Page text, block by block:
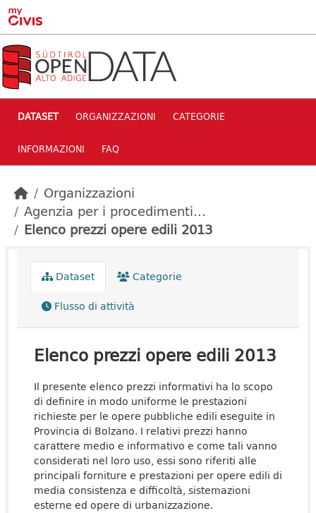
Skip to main content
DATASET ORGANIZZAZIONI CATEGORIE
INFORMAZIONI FAQ
Organizzazioni
Agenzia per i procedimenti...
Elenco prezzi opere edili 2013
Dataset
Categorie
Flusso di attività
Elenco prezzi opere edili 2013
Il presente elenco prezzi informativi ha lo scopo
di definire in modo uniforme le prestazioni
richieste per le opere pubbliche edili eseguite in
Provincia di Bolzano. I relativi prezzi hanno
carattere medio e informativo e come tali vanno
considerati nel loro uso, essi sono riferiti alle
principali forniture e prestazioni per opere edili di
media consistenza e difficoltà, sistemazioni
esterne ed opere di urbanizzazione.